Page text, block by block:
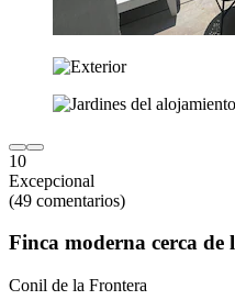
10
Excepcional
(49 comentarios)
Finca moderna cerca de
Conil de la Frontera